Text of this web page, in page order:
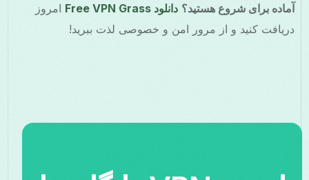
آماده برای شروع هستید؟ دانلود Free VPN Grass
امروز
دریافت کنید و از مرور امن و خصوصی لذت ببرید!